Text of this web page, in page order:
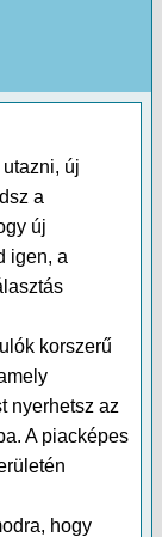
új
a
új
igen, a
korszerű
nyerhetsz az
A piacképes
hogy